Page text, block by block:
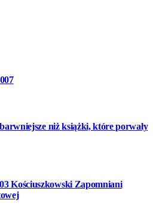
niż książki, które porwały
Kościuszkowski Zapomniani